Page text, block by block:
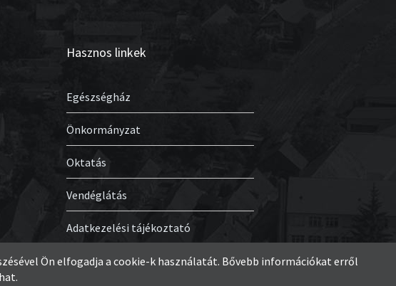
Hasznos linkek
Egészségház
Önkormányzat
Oktatás
Vendéglátás
Adatkezelési tájékoztató
Ön elfogadja a cookie-k használatát. Bővebb információkat erről